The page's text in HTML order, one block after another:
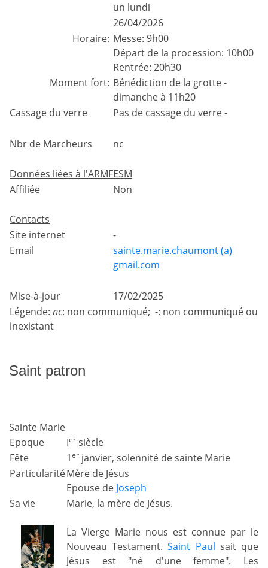
un lundi
26/04/2026
Horaire: Messe: 9h00
Départ de la procession: 10h00
Rentrée: 20h30
Moment fort: Bénédiction de la grotte -
dimanche à 11h20
Cassage du verre
Pas de cassage du verre -
Nbr de Marcheurs nc
Données liées à l'ARMFESM
Affiliée
Non
Contacts
Site internet
-
Email
sainte.marie.chaumont (a)
gmail.com
Mise-à-jour
17/02/2025
Légende: nc: non communiqué; -: non communiqué ou
inexistant
Saint patron
Sainte Marie
Epoque
Ier siècle
Fête
1er janvier, solennité de sainte Marie
ParticularitéMère de Jésus
Epouse de Joseph
Sa vie
Marie, la mère de Jésus.
La Vierge Marie nous est connue par le
Nouveau Testament.Saint Paul sait que
Jésus est "né d'une femme". Les